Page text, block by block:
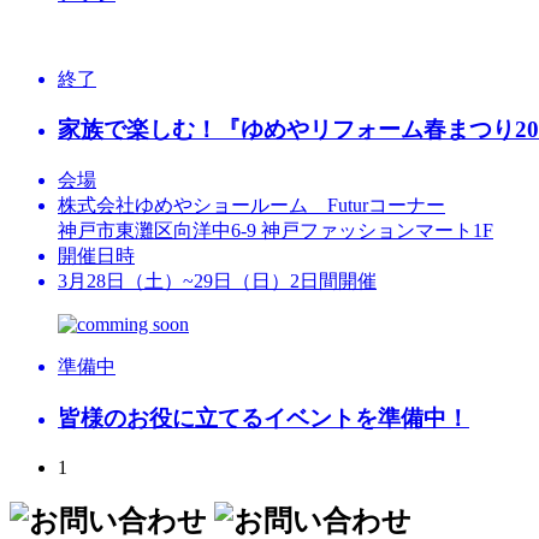
終了
家族で楽しむ！『ゆめやリフォーム春まつり
会場
株式会社ゆめやショールーム Futurコーナー
神戸市東灘区向洋中6-9 神戸ファッションマート1F
開催日時
3月28日（土）~29日（日）2日間開催
準備中
皆様のお役に立てるイベントを準備中！
1